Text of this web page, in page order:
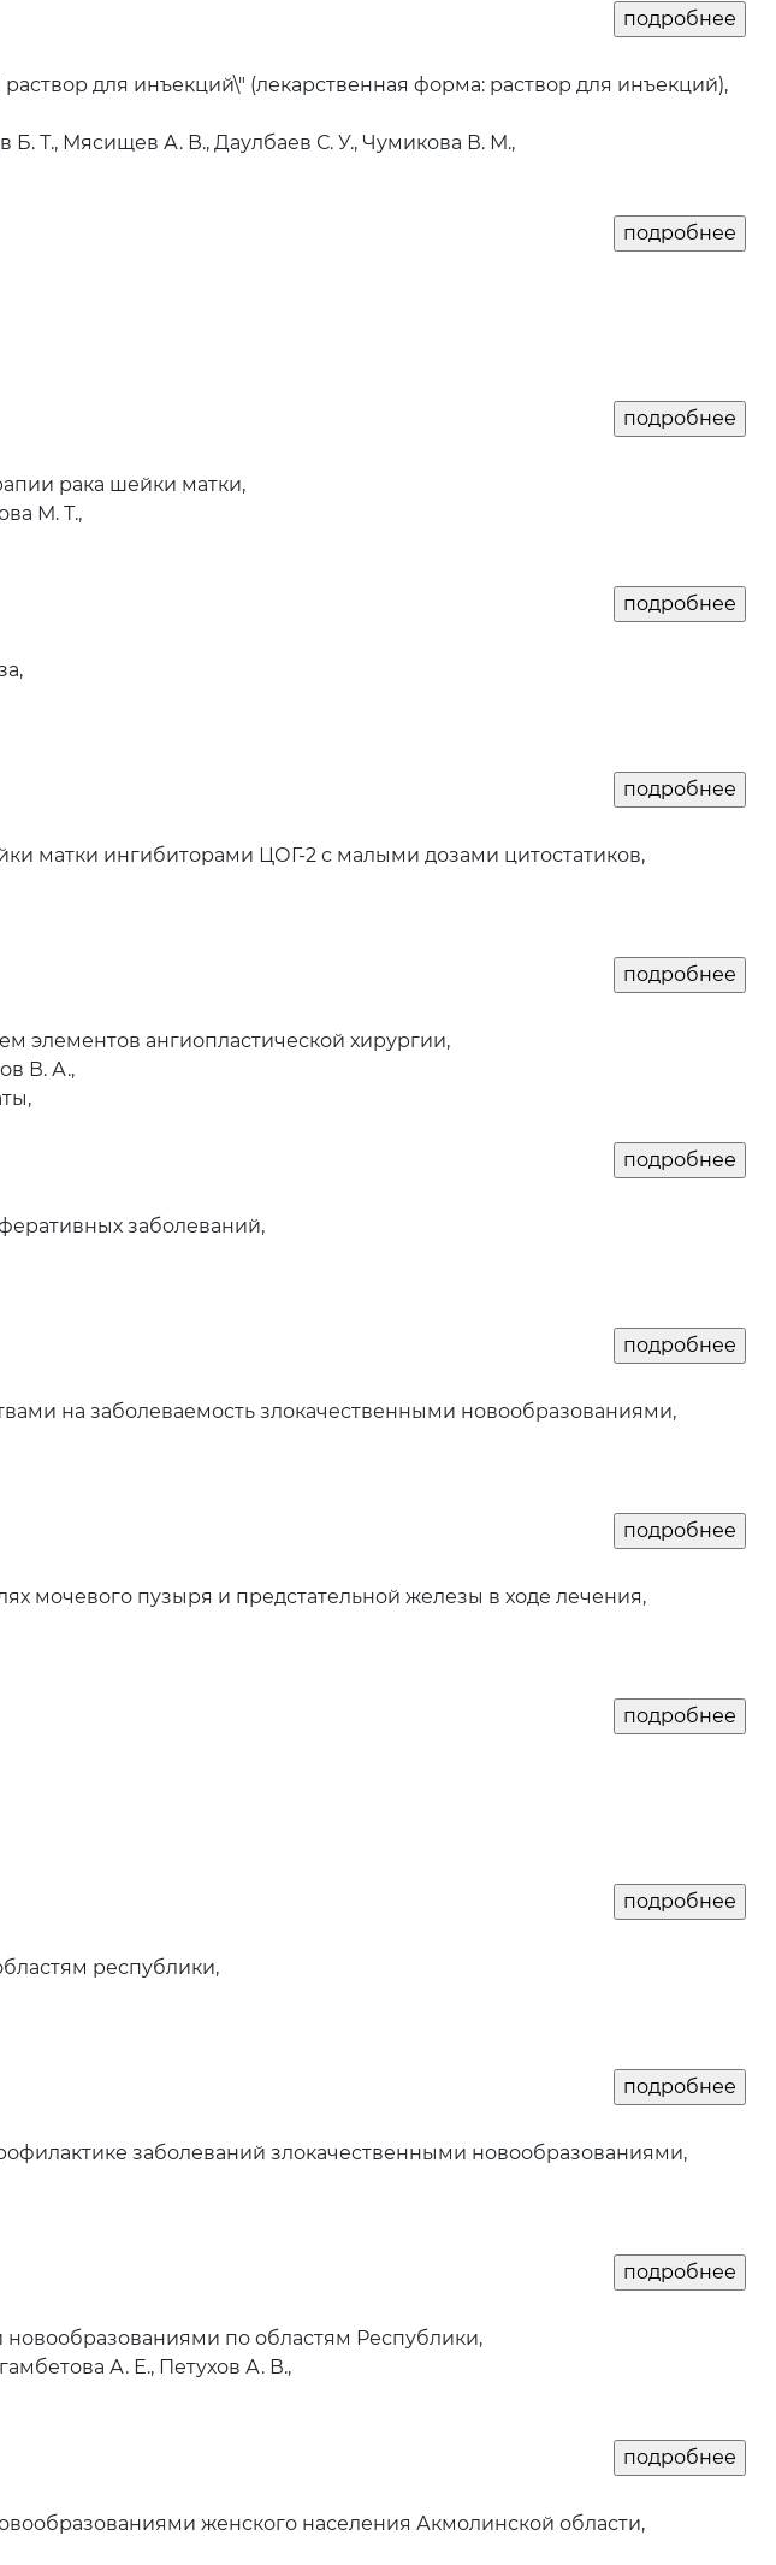
для инъекций\" (лекарственная форма: раствор для инъекций),
Т., Мясищев А. В., Даулбаев С. У., Чумикова В. М.,
рака шейки матки,
М. Т.,
матки ингибиторами ЦОГ-2 с малыми дозами цитостатиков,
ангиопластической хирургии,
В. А.,
заболеваний,
на заболеваемость злокачественными новообразованиями,
мочевого пузыря и предстательной железы в ходе лечения,
республики,
заболеваний злокачественными новообразованиями,
по областям Республики,
А. Е., Петухов А. В.,
женского населения Акмолинской области,